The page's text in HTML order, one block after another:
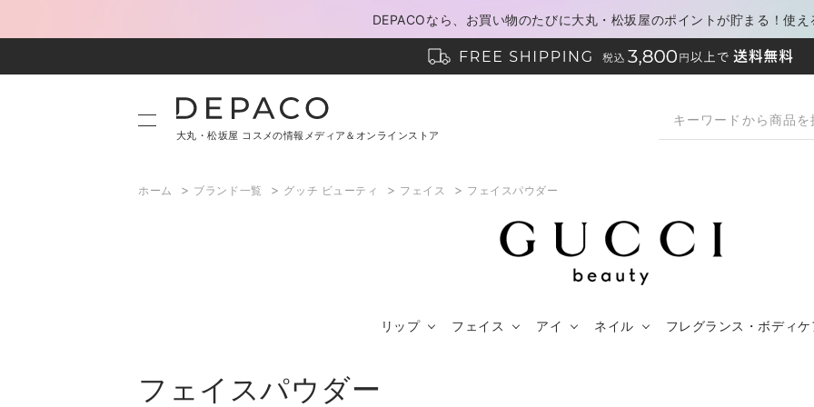
DEPACOなら、お買い物のたびに大丸・松坂屋のポイントが貯まる！使え
大丸・松坂屋 コスメの情報メディア＆オンラインストア
ホーム > ブランド一覧 > グッチ ビューティ > フェイス > フェイスパウダー
リップ フェイス アイ ネイル フレグランス・ボディケ
フェイスパウダー